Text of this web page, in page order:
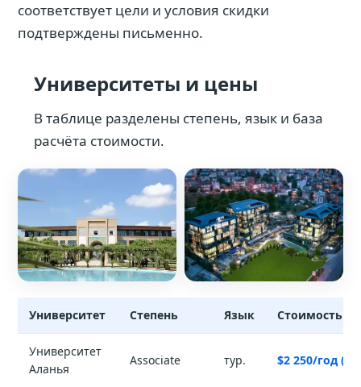
соответствует цели и условия скидки
подтверждены письменно.
Университеты и цены
В таблице разделены степень, язык и база
расчёта стоимости.
Университет Степень Язык Стоимость
Университет
Аланья
Associate тур. $2 250/год